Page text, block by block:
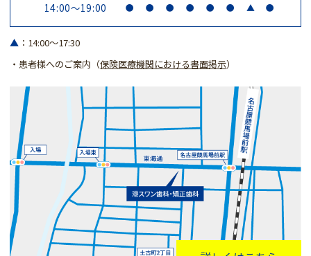
14:00～19:00 ● ● ● ● ● ● ▲ ●
▲ ：14:00～17:30
・患者様へのご案内（保険医療機関における書面掲示）